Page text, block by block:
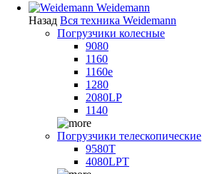
Weidemann
Назад Вся техника Weidemann
Погрузчики колесные
9080
1160
1160e
1280
2080LP
1140
Погрузчики телескопические
9580T
4080LPT